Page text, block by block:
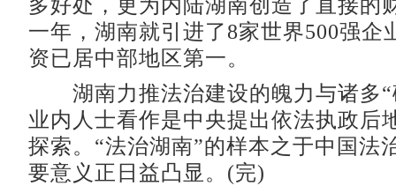
多好处，更为内陆湖南创造了直接的
一年，湖南就引进了8家世界500强企
资已居中部地区第一。
湖南力推法治建设的魄力与诸多“
业内人士看作是中央提出依法执政后
探索。“法治湖南”的样本之于中国法
要意义正日益凸显。(完)